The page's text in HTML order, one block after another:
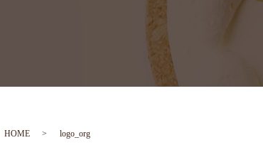
HOME logo_org